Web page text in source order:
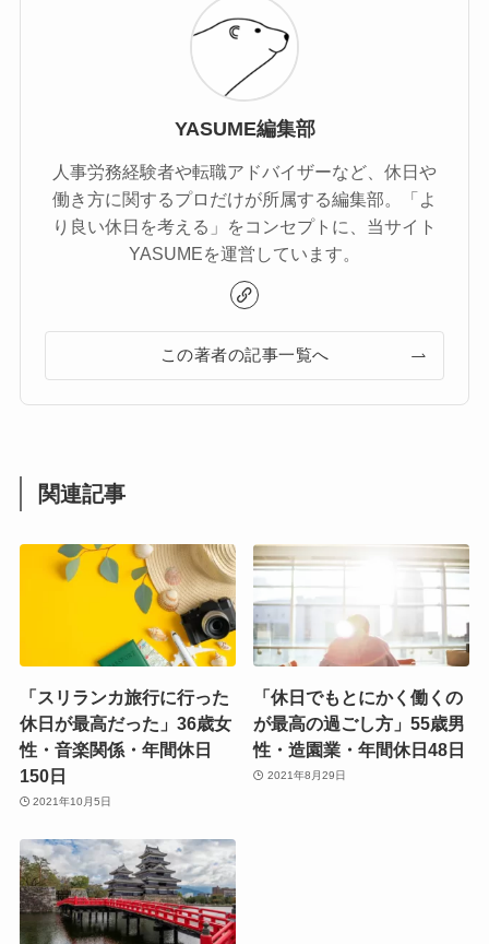
YASUME編集部
人事労務経験者や転職アドバイザーなど、休日や
働き方に関するプロだけが所属する編集部。「よ
り良い休日を考える」をコンセプトに、当サイト
YASUMEを運営しています。
この著者の記事一覧へ
関連記事
「スリランカ旅行に行った
休日が最高だった」36歳女
性・音楽関係・年間休日
150日
2021年10月5日
「休日でもとにかく働くの
が最高の過ごし方」55歳男
性・造園業・年間休日48日
2021年8月29日